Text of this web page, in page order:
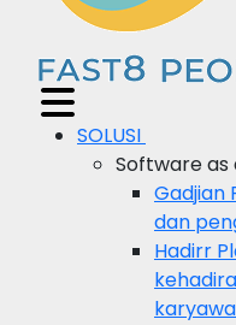
SOLUSI
Software as
Gadjian
dan
Hadirr